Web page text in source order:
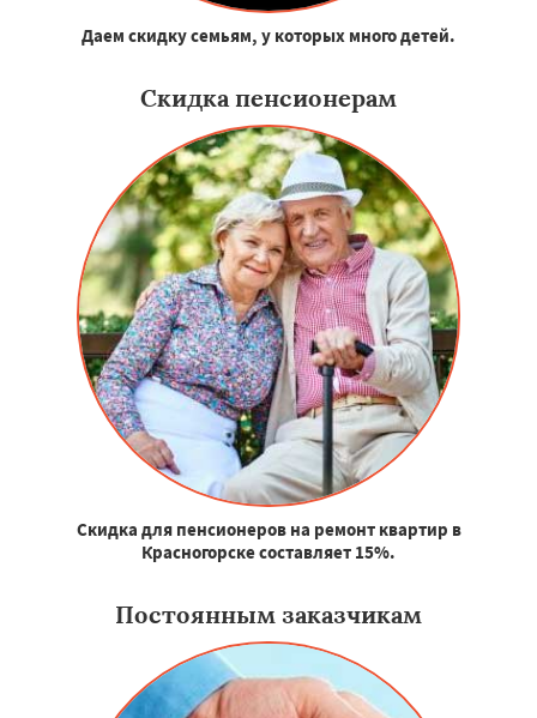
Даем скидку семьям, у которых много детей.
Скидка пенсионерам
Скидка для пенсионеров на ремонт квартир в
Красногорске составляет 15%.
Постоянным заказчикам